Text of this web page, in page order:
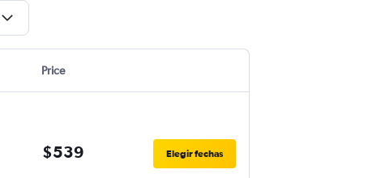
Price
$539 Elegir fechas